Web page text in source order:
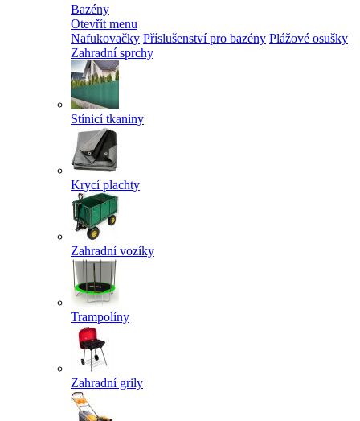
Bazény
Otevřít menu
Nafukovačky Příslušenství pro bazény Plážové osušky
Zahradní sprchy
Stínicí tkaniny
Krycí plachty
Zahradní vozíky
Trampolíny
Zahradní grily